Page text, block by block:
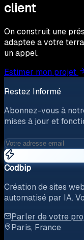
client
On construit une
adaptee a votre
un appel.
Estimer mon projet
Restez Informé
Abonnez-vous à
mises à jour et
Codbip
Création de sites
automatisé par IA.
Parler de votre
Paris, France